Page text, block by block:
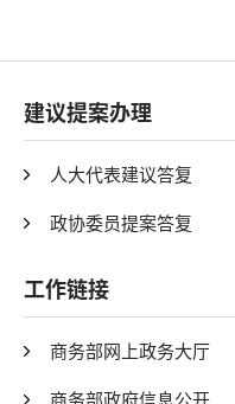
建议提案办理
人大代表建议答复
政协委员提案答复
工作链接
商务部网上政务大厅
商务部政府信息公开